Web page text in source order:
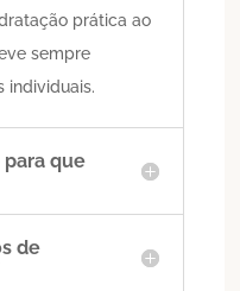
prática ao
sempre
individuais.
que
de